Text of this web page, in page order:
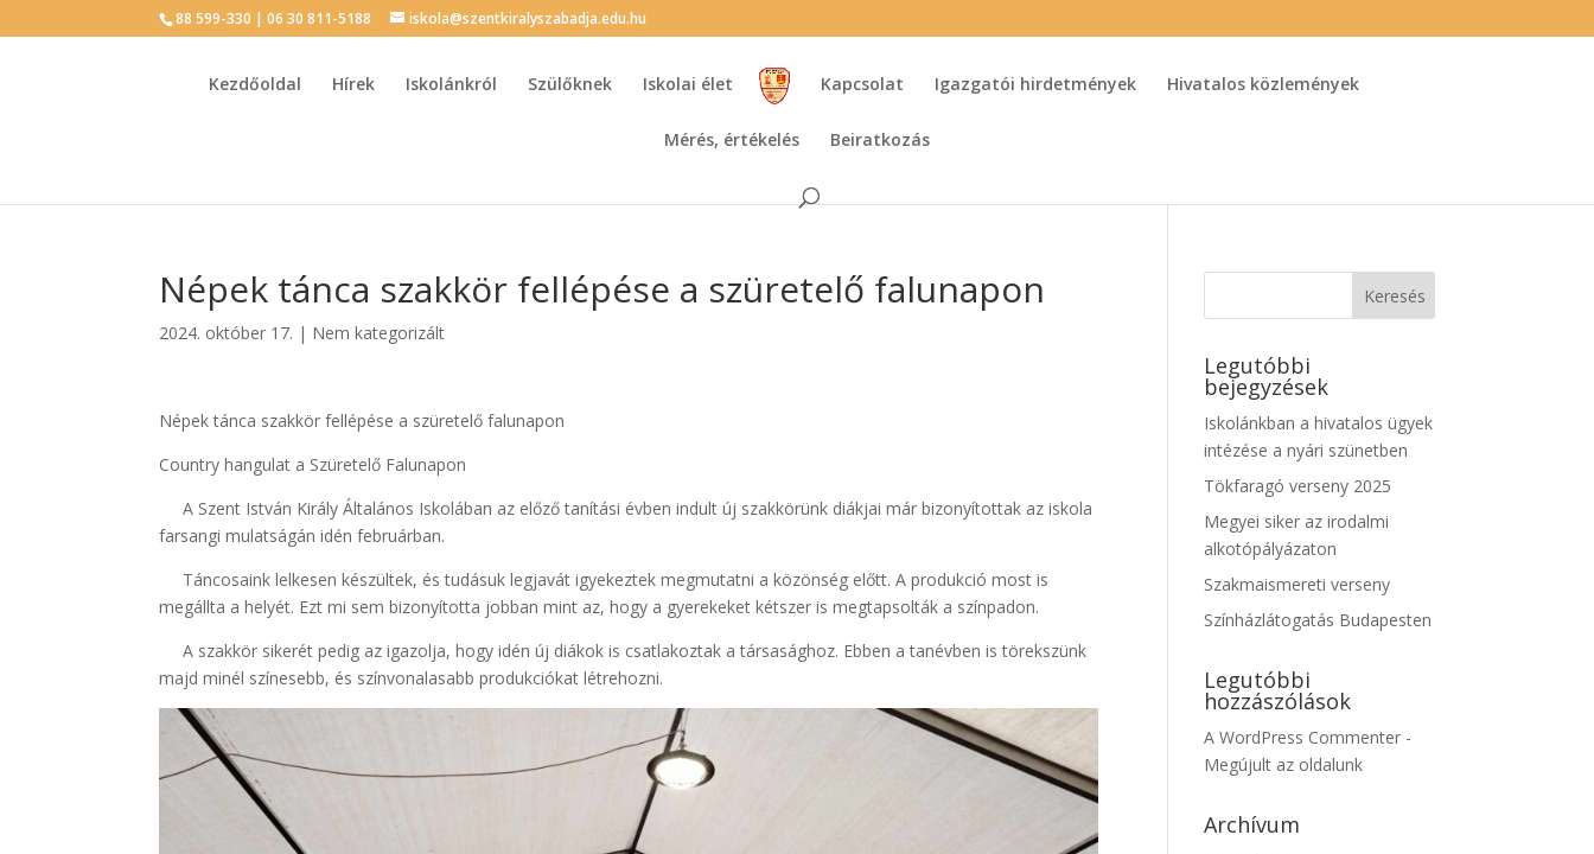
88 599-330 | 06 30 811-5188 iskola@szentkiralyszabadja.edu.hu
Kezdőoldal Hírek Iskolánkról Szülőknek Iskolai élet Kapcsolat Igazgatói hirdetmények Hivatalos közlemények
Mérés, értékelés Beiratkozás
Népek tánca szakkör fellépése a szüretelő falunapon
2024. október 17. | Nem kategorizált
Népek tánca szakkör fellépése a szüretelő falunapon
Country hangulat a Szüretelő Falunapon
A Szent István Király Általános Iskolában az előző tanítási évben indult új szakkörünk diákjai már bizonyítottak az iskola
farsangi mulatságán idén februárban.
Táncosaink lelkesen készültek, és tudásuk legjavát igyekeztek megmutatni a közönség előtt. A produkció most is
megállta a helyét. Ezt mi sem bizonyította jobban mint az, hogy a gyerekeket kétszer is megtapsolták a színpadon.
A szakkör sikerét pedig az igazolja, hogy idén új diákok is csatlakoztak a társasághoz. Ebben a tanévben is törekszünk
majd minél színesebb, és színvonalasabb produkciókat létrehozni.
Legutóbbi
bejegyzések
Iskolánkban a hivatalos ügyek
intézése a nyári szünetben
Tökfaragó verseny 2025
Megyei siker az irodalmi
alkotópályázaton
Szakmaismereti verseny
Színházlátogatás Budapesten
Legutóbbi
hozzászólások
A WordPress Commenter -
Megújult az oldalunk
Archívum